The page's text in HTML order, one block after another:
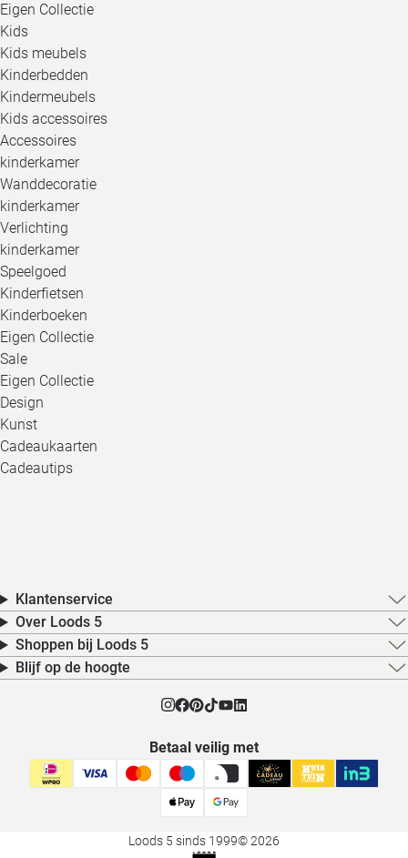
Eigen Collectie
Kids
Kids meubels
Kinderbedden
Kindermeubels
Kids accessoires
Accessoires
kinderkamer
Wanddecoratie
kinderkamer
Verlichting
kinderkamer
Speelgoed
Kinderfietsen
Kinderboeken
Eigen Collectie
Sale
Eigen Collectie
Design
Kunst
Cadeaukaarten
Cadeautips
Klantenservice
Over Loods 5
Shoppen bij Loods 5
Blijf op de hoogte
Betaal veilig met
Loods 5 sinds 1999© 2026